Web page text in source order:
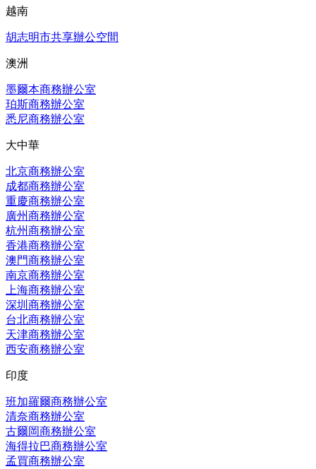
越南
胡志明市共享辦公空間
澳洲
墨爾本商務辦公室
珀斯商務辦公室
悉尼商務辦公室
大中華
北京商務辦公室
成都商務辦公室
重慶商務辦公室
廣州商務辦公室
杭州商務辦公室
香港商務辦公室
澳門商務辦公室
南京商務辦公室
上海商務辦公室
深圳商務辦公室
台北商務辦公室
天津商務辦公室
西安商務辦公室
印度
班加羅爾商務辦公室
清奈商務辦公室
古爾岡商務辦公室
海得拉巴商務辦公室
孟買商務辦公室